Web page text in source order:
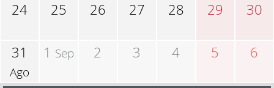
24 25 26 27 28 29 30
31
Ago
1 Sep 2 3 4 5 6